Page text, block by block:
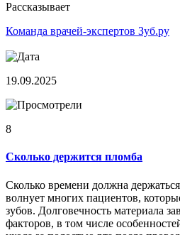
Рассказывает
Команда врачей-экспертов Зуб.ру
19.09.2025
8
Сколько держится пломба
Сколько времени должна
волнует многих пациентов,
зубов. Долговечность материала
факторов, в том числе